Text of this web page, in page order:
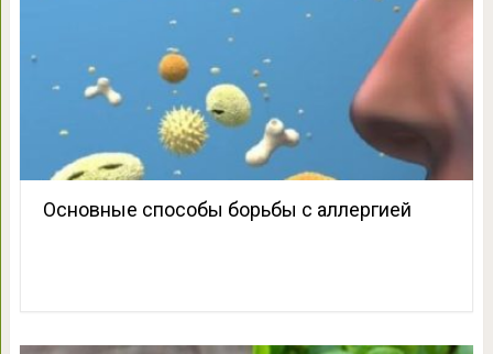
Основные способы борьбы с аллергией